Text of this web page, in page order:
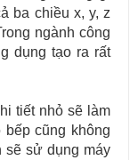
ba chiều x, y, z
ngành công
dụng tạo ra rất
tiết nhỏ sẽ làm
cũng không
sẽ sử dụng máy